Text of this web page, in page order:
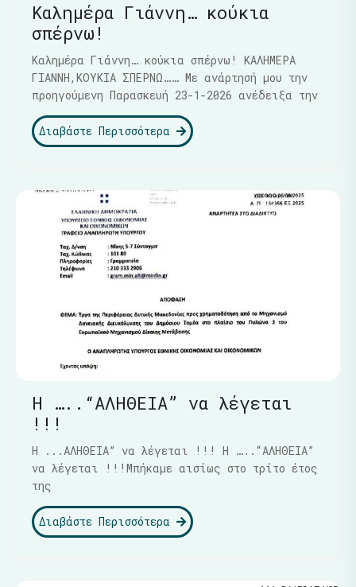
Καλημέρα Γιάννη… κούκια
σπέρνω!
Καλημέρα Γιάννη… κούκια σπέρνω! ΚΑΛΗΜΕΡΑ
ΓΙΑΝΝΗ,ΚΟΥΚΙΑ ΣΠΕΡΝΩ…… Με ανάρτησή μου την
προηγούμενη Παρασκευή 23-1-2026 ανέδειξα την
Διαβάστε Περισσότερα
Η …..“ΑΛΗΘΕΙΑ” να λέγεται
!!!
Η ...ΑΛΗΘΕΙΑ” να λέγεται !!! Η …..“ΑΛΗΘΕΙΑ”
να λέγεται !!!Μπήκαμε αισίως στο τρίτο έτος
της
Διαβάστε Περισσότερα